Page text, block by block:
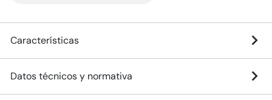
Características
Datos técnicos y normativa